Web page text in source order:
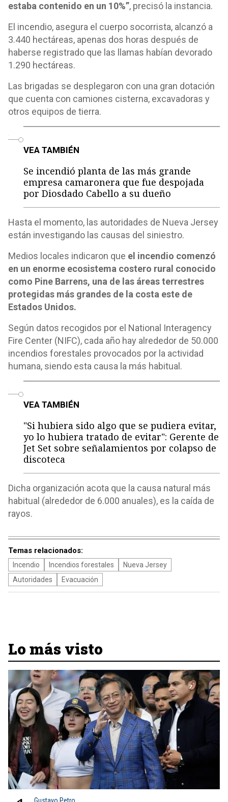
estaba contenido en un 10%”, precisó la instancia.
El incendio, asegura el cuerpo socorrista, alcanzó a
3.440 hectáreas, apenas dos horas después de
haberse registrado que las llamas habían devorado
1.290 hectáreas.
Las brigadas se desplegaron con una gran dotación
que cuenta con camiones cisterna, excavadoras y
otros equipos de tierra.
VEA TAMBIÉN
Se incendió planta de las más grande
empresa camaronera que fue despojada
por Diosdado Cabello a su dueño
Hasta el momento, las autoridades de Nueva Jersey
están investigando las causas del siniestro.
Medios locales indicaron que el incendio comenzó
en un enorme ecosistema costero rural conocido
como Pine Barrens, una de las áreas terrestres
protegidas más grandes de la costa este de
Estados Unidos.
Según datos recogidos por el National Interagency
Fire Center (NIFC), cada año hay alrededor de 50.000
incendios forestales provocados por la actividad
humana, siendo esta causa la más habitual.
VEA TAMBIÉN
"Si hubiera sido algo que se pudiera evitar,
yo lo hubiera tratado de evitar": Gerente de
Jet Set sobre señalamientos por colapso de
discoteca
Dicha organización acota que la causa natural más
habitual (alrededor de 6.000 anuales), es la caída de
rayos.
Temas relacionados:
Incendio Incendios forestales
Nueva Jersey
Autoridades
Evacuación
Lo más visto